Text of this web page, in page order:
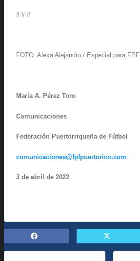
# # #
FOTO: Alexa Alejandro / Especial para FPF
María A. Pérez Toro
Comunicaciones
Federación Puertorriqueña de Fútbol
comunicaciones@fpfpuertorico.com
3 de abril de 2022